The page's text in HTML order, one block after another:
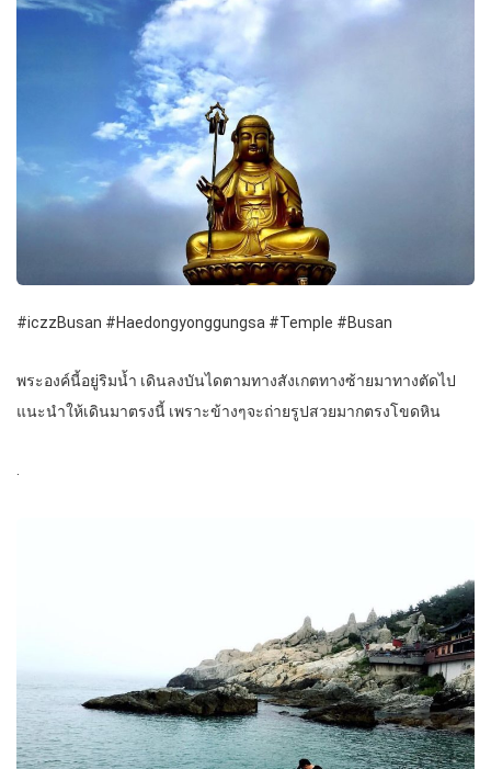
#iczzBusan #Haedongyonggungsa #Temple #Busan
พระองค์นี้อยู่ริมน้ำ เดินลงบันไดตามทางสังเกตทางซ้ายมาทางตัดไป
แนะนำให้เดินมาตรงนี้ เพราะข้างๆจะถ่ายรูปสวยมากตรงโขดหิน